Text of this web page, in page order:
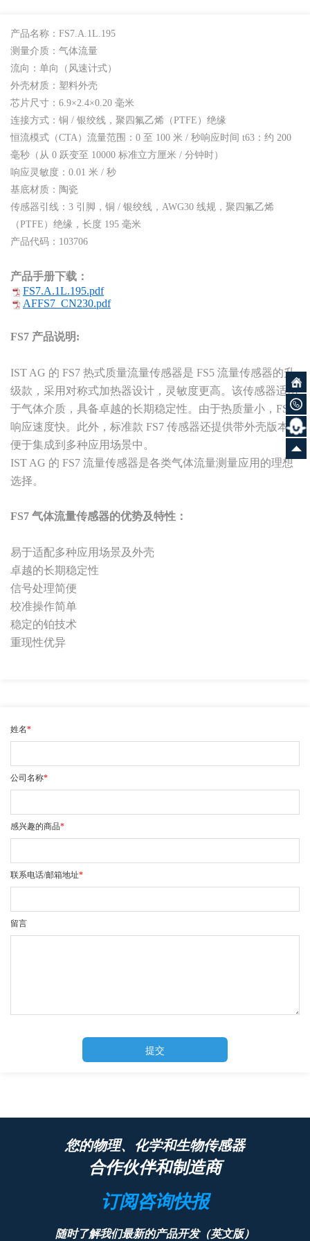
产品名称：FS7.A.1L.195
测量介质：气体流量
流向：单向（风速计式）
外壳材质：塑料外壳
芯片尺寸：6.9×2.4×0.20 毫米
连接方式：铜 / 银绞线，聚四氟乙烯（PTFE）绝缘
恒流模式（CTA）流量范围：0 至 100 米 / 秒响应时间 t63：约 200
毫秒（从 0 跃变至 10000 标准立方厘米 / 分钟时）
响应灵敏度：0.01 米 / 秒
基底材质：陶瓷
传感器引线：3 引脚，铜 / 银绞线，AWG30 线规，聚四氟乙烯
（PTFE）绝缘，长度 195 毫米
产品代码：103706
产品手册下载：
FS7.A.1L.195.pdf
AFFS7_CN230.pdf
FS7 产品说明:
IST AG 的 FS7 热式质量流量传感器是 FS5 流量传感器的升
级款，采用对称式加热器设计，灵敏度更高。该传感器适用
于气体介质，具备卓越的长期稳定性。由于热质量小，FS7
响应速度快。此外，标准款 FS7 传感器还提供带外壳版本，
便于集成到多种应用场景中。
IST AG 的 FS7 流量传感器是各类气体流量测量应用的理想
选择。
FS7 气体流量传感器的优势及特性：
易于适配多种应用场景及外壳
卓越的长期稳定性
信号处理简便
校准操作简单
稳定的铂技术
重现性优异
姓名*
公司名称*
感兴趣的商品*
联系电话/邮箱地址*
留言
提交
您的物理、化学和生物传感器
合作伙伴和制造商
订阅咨询快报
随时了解我们最新的产品开发（英文版）